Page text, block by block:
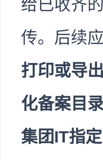
给已收齐
传。后续
打印或导
化备案目
集团IT指